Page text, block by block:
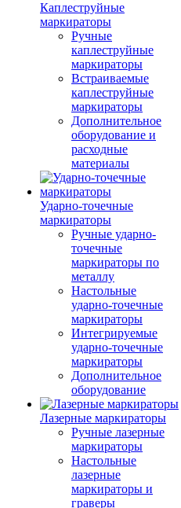
Каплеструйные
маркираторы
Ручные
каплеструйные
маркираторы
Встраиваемые
каплеструйные
маркираторы
Дополнительное
оборудование и
расходные
материалы
Ударно-точечные
маркираторы
Ручные ударно-
точечные
маркираторы по
металлу
Настольные
ударно-точечные
маркираторы
Интегрируемые
ударно-точечные
маркираторы
Дополнительное
оборудование
Лазерные маркираторы
Ручные лазерные
маркираторы
Настольные
лазерные
маркираторы и
граверы